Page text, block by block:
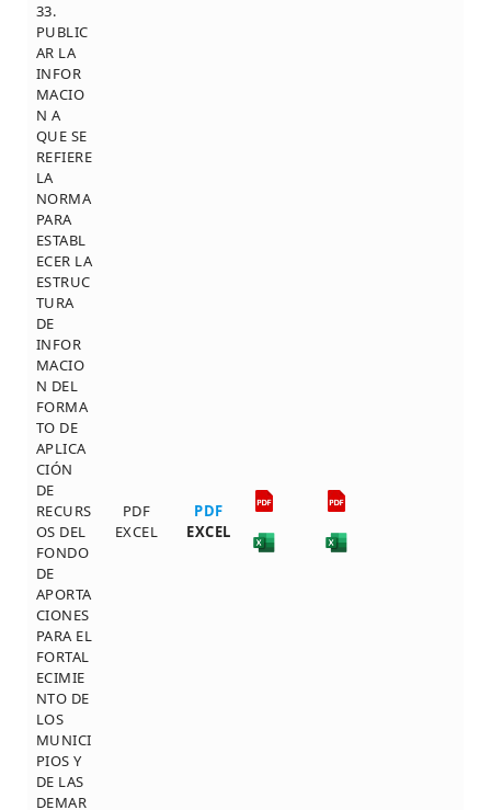
33.
PUBLIC
AR LA
INFOR
MACIO
N A
QUE SE
REFIERE
LA
NORMA
PARA
ESTABL
ECER LA
ESTRUC
TURA
DE
INFOR
MACIO
N DEL
FORMA
TO DE
APLICA
CIÓN
DE
RECURS
OS DEL
FONDO
DE
APORTA
CIONES
PARA EL
FORTAL
ECIMIE
NTO DE
LOS
MUNICI
PIOS Y
DE LAS
DEMAR
PDF
EXCEL
PDF
EXCEL